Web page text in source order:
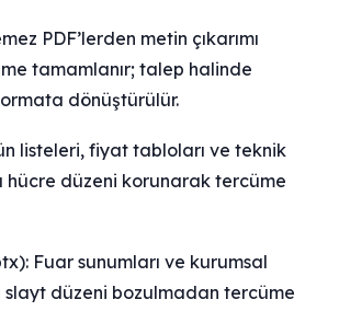
PDF’lerden metin çıkarımı
tamamlanır; talep halinde
dönüştürülür.
listeleri, fiyat tabloları ve teknik
hücre düzeni korunarak tercüme
Fuar sunumları ve kurumsal
slayt düzeni bozulmadan tercüme